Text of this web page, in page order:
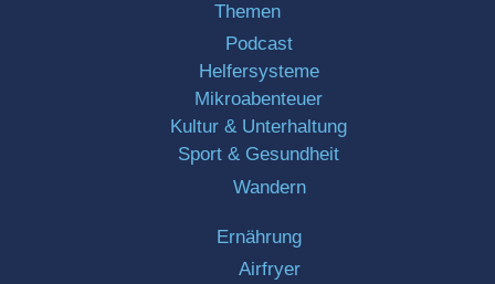
Themen
Podcast
Helfersysteme
Mikroabenteuer
Kultur & Unterhaltung
Sport & Gesundheit
Wandern
Ernährung
Airfryer